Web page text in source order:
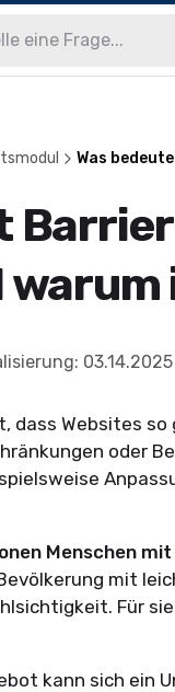
Was
: 03.14.2025
dass Websites
oder
Menschen
mit
Für
kann sich ein